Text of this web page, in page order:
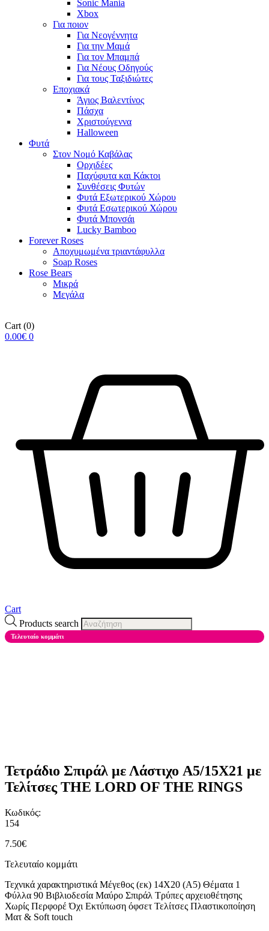
Sonic Mania
Xbox
Για ποιον
Για Νεογέννητα
Για την Μαμά
Για τον Μπαμπά
Για Νέους Οδηγούς
Για τους Ταξιδιώτες
Εποχιακά
Άγιος Βαλεντίνος
Πάσχα
Χριστούγεννα
Halloween
Φυτά
Στον Νομό Καβάλας
Ορχιδέες
Παχύφυτα και Κάκτοι
Συνθέσεις Φυτών
Φυτά Εξωτερικού Χώρου
Φυτά Εσωτερικού Χώρου
Φυτά Μπονσάι
Lucky Bamboo
Forever Roses
Αποχυμωμένα τριαντάφυλλα
Soap Roses
Rose Βears
Μικρά
Μεγάλα
Cart (0)
0.00€ 0
Cart
Products search
Τελευταίο κομμάτι
Τετράδιο Σπιράλ με Λάστιχο A5/15X21 με
Τελίτσες THE LORD OF THE RINGS
Κωδικός:
154
7.50€
Τελευταίο κομμάτι
Τεχνικά χαρακτηριστικά Μέγεθος (εκ) 14X20 (Α5) Θέματα 1
Φύλλα 90 Βιβλιοδεσία Μαύρο Σπιράλ Τρύπες αρχειοθέτησης
Χωρίς Περφορέ Όχι Εκτύπωση όφσετ Τελίτσες Πλαστικοποίηση
Ματ & Soft touch